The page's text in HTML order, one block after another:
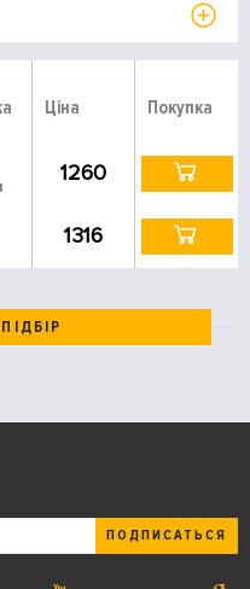
Ціна Покупка
1260
1316
ПОДПИСАТЬСЯ